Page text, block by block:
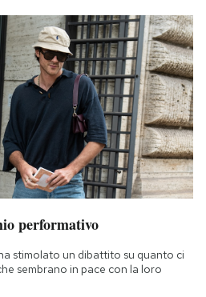
performativo
stimolato un dibattito su quanto ci
sembrano in pace con la loro